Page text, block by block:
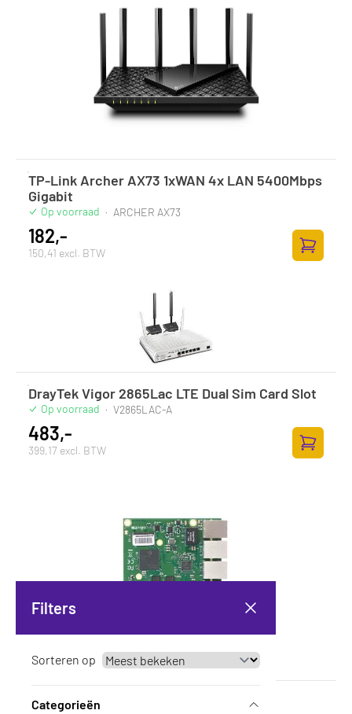
Filters
Sorteren op
Categorieën
TP-Link Archer AX73 1xWAN 4x LAN 5400Mbps
Gigabit
Op voorraad · ARCHER AX73
182,-
150,41 excl. BTW
DrayTek Vigor 2865Lac LTE Dual Sim Card Slot
Op voorraad · V2865LAC-A
483,-
399,17 excl. BTW
MikroTik RB450Gx4